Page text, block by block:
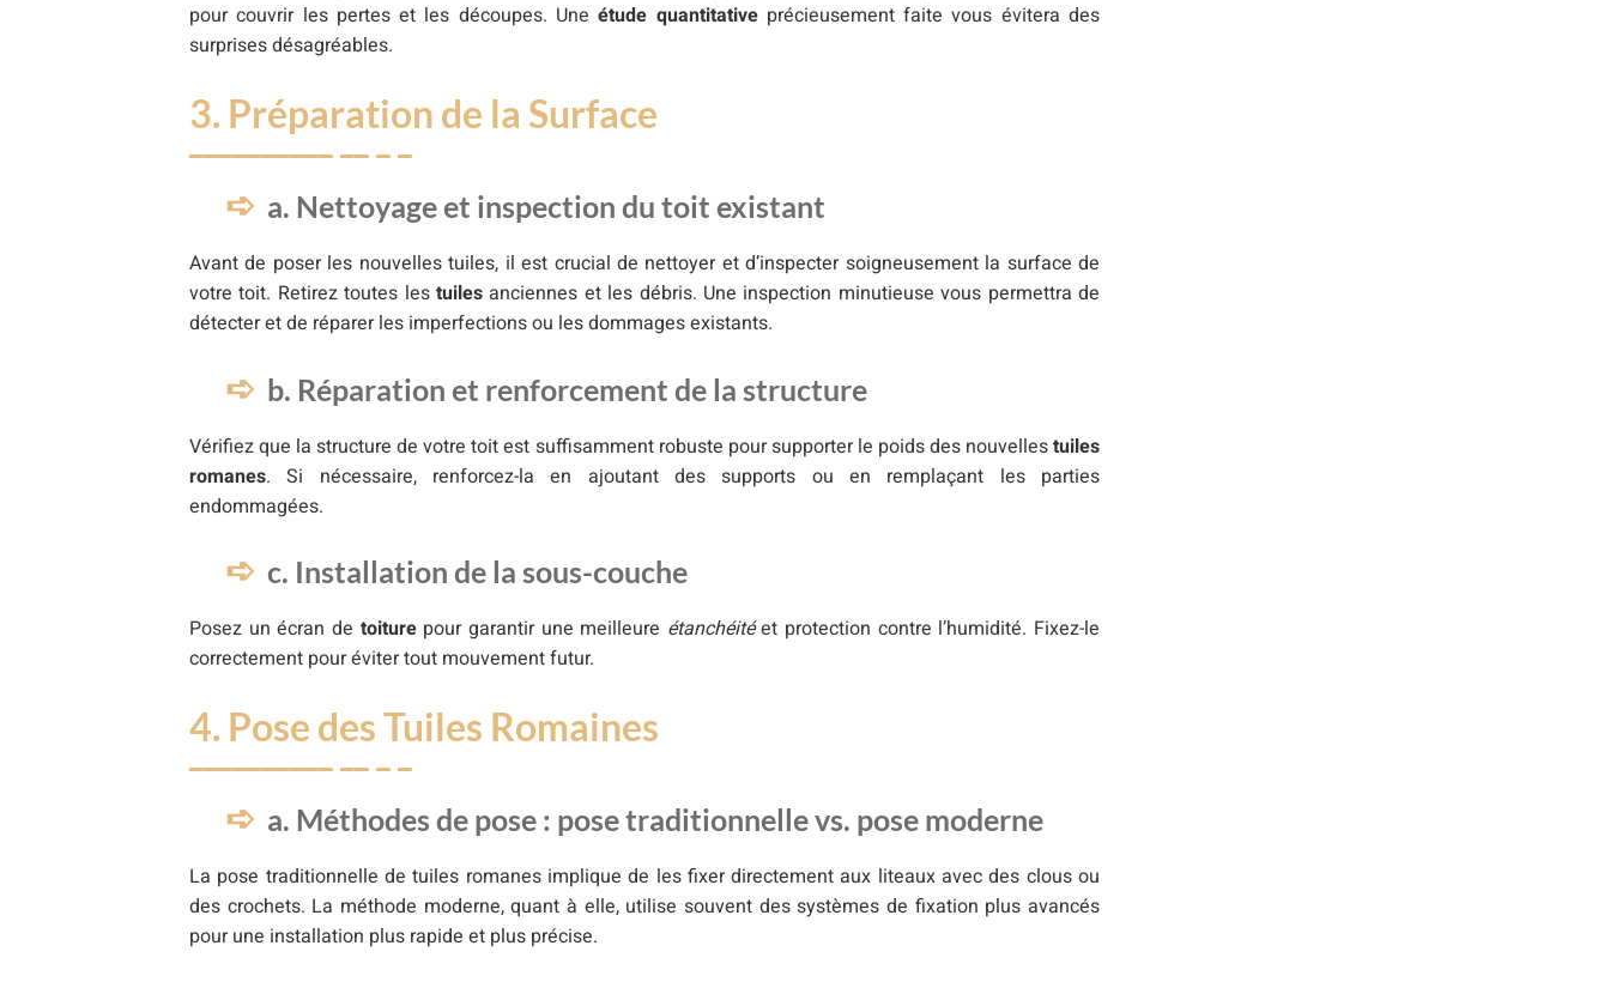
pour couvrir les pertes et les découpes. Uneétude quantitativeprécieusement faite vous évitera des
surprises désagréables.
3. Préparation de la Surface
a. Nettoyage et inspection du toit existant
Avant de poser les nouvelles tuiles, il est crucial de nettoyer et d’inspecter soigneusement la surface de
votre toit. Retirez toutes les tuiles anciennes et les débris. Une inspection minutieuse vous permettra de
détecter et de réparer les imperfections ou les dommages existants.
b. Réparation et renforcement de la structure
Vérifiez que la structure de votre toit est suffisamment robuste pour supporter le poids des nouvellestuiles
romanes. Si nécessaire, renforcez-la en ajoutant des supports ou en remplaçant les parties
endommagées.
c. Installation de la sous-couche
Posez un écran de toiturepour garantir une meilleure étanchéitéet protection contre l’humidité. Fixez-le
correctement pour éviter tout mouvement futur.
4. Pose des Tuiles Romaines
a. Méthodes de pose : pose traditionnelle vs. pose moderne
La pose traditionnelle de tuiles romanes implique de les fixer directement aux liteaux avec des clous ou
des crochets. La méthode moderne, quant à elle, utilise souvent des systèmes de fixation plus avancés
pour une installation plus rapide et plus précise.